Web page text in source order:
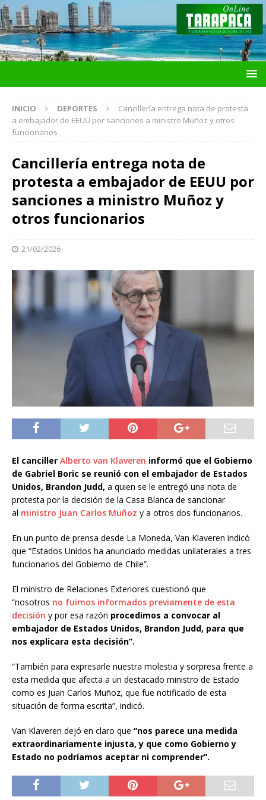
INICIO DEPORTES
Cancillería entrega nota de protesta
a embajador de EEUU por sanciones a ministro Muñoz y otros
funcionarios
Cancillería entrega nota de
protesta a embajador de EEUU por
sanciones a ministro Muñoz y
otros funcionarios
21/02/2026
El canciller Alberto van Klaveren informó que el Gobierno
de Gabriel Boric se reunió con el embajador de Estados
Unidos, Brandon Judd, a quien se le entregó una nota de
protesta por la decisión de la Casa Blanca de sancionar
al ministro Juan Carlos Muñoz y a otros dos funcionarios.
En un punto de prensa desde La Moneda, Van Klaveren indicó
que “Estados Unidos ha anunciado medidas unilaterales a tres
funcionarios del Gobierno de Chile”.
El ministro de Relaciones Exteriores cuestionó que
“nosotros no fuimos informados previamente de esta
decisión y por esa razón procedimos a convocar al
embajador de Estados Unidos, Brandon Judd, para que
nos explicara esta decisión”.
“También para expresarle nuestra molestia y sorpresa frente a
esta medida que afecta a un destacado ministro de Estado
como es Juan Carlos Muñoz, que fue notificado de esta
situación de forma escrita”, indicó.
Van Klaveren dejó en claro que “nos parece una medida
extraordinariamente injusta, y que como Gobierno y
Estado no podríamos aceptar ni comprender”.